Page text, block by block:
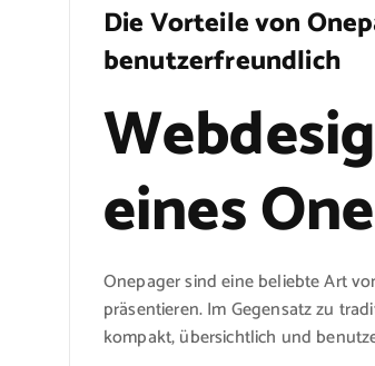
Die Vorteile von
benutzerfreundlich
eines
Onepager sind eine beliebte Art
präsentieren. Im Gegensatz zu
kompakt, übersichtlich und